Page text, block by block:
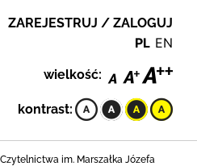
ZAREJESTRUJ / ZALOGUJ
PL EN
wielkość:
kontrast:
im. Marszałka Józefa